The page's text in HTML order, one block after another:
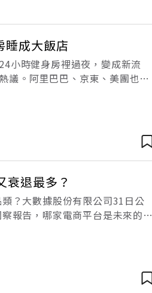
睡成大飯店
小時健身房裡過夜，變成新流
議。阿里巴巴、京東、美團也紛
衰退最多？
？大數據股份有限公司31日公
報告，哪家電商平台是未來的潛